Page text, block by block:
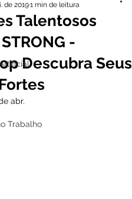
Trabalho
Talentosos
-
Descubra Seus
de 20191 min de leitura
abr.